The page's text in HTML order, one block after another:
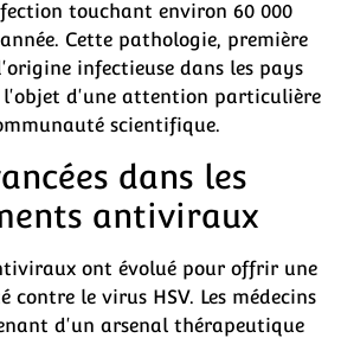
touchant environ 60 000
Cette pathologie, première
infectieuse dans les pays
d'une attention particulière
scientifique.
dans les
antiviraux
ont évolué pour offrir une
contre le virus HSV. Les médecins
d'un arsenal thérapeutique